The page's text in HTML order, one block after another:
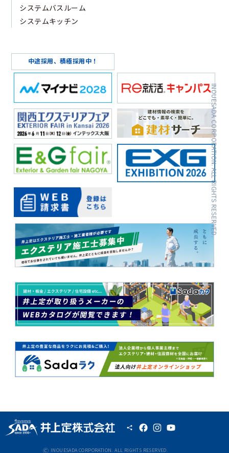
システムバスルーム
システムキッチン
中途採用、積極採用中！
INOUESADA CORPORATION. ALL RIGHTS RESERVED.
INOUESADA CORPORATION. ALL RIGHTS RESERVED.